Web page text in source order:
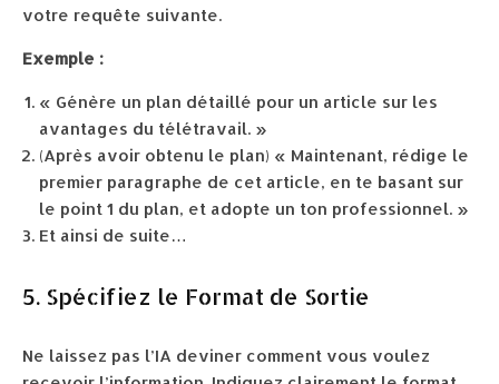
votre requête suivante.
Exemple :
« Génère un plan détaillé pour un article sur les
avantages du télétravail. »
(Après avoir obtenu le plan) « Maintenant, rédige le
premier paragraphe de cet article, en te basant sur
le point 1 du plan, et adopte un ton professionnel. »
Et ainsi de suite…
5. Spécifiez le Format de Sortie
Ne laissez pas l’IA deviner comment vous voulez